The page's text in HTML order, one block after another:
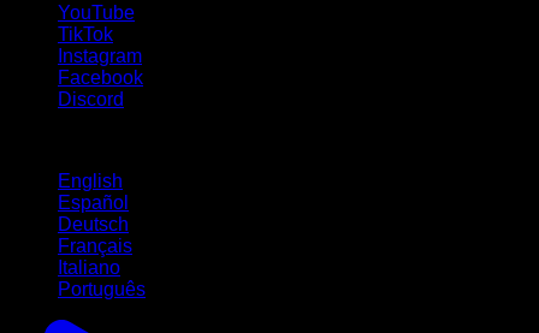
YouTube
TikTok
Instagram
Facebook
Discord
English
Español
Deutsch
Français
Italiano
Português